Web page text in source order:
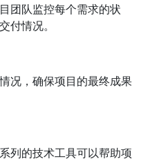
团队监控每个需求的状
付情况。
况，确保项目的最终成果
列的技术工具可以帮助项